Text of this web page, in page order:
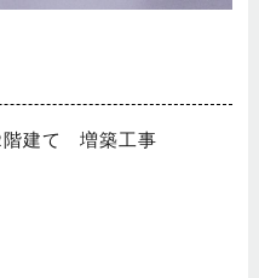
階建て 増築工事